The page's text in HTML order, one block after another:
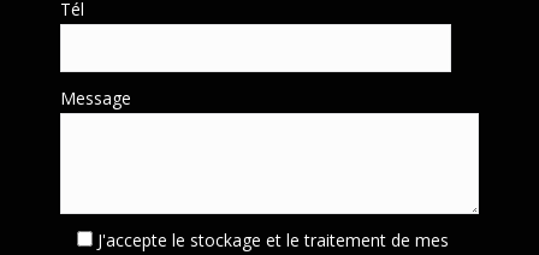
Tél
Message
J'accepte le stockage et le traitement de mes